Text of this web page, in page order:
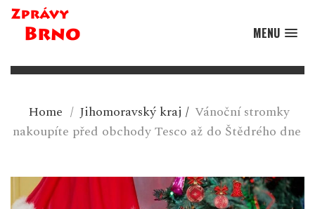
MENU
Home / Jihomoravský kraj / Vánoční stromky
nakoupíte před obchody Tesco až do Štědrého dne